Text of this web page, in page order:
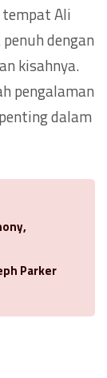
tempat Ali
dengan
kisahnya.
pengalaman
dalam
Parker